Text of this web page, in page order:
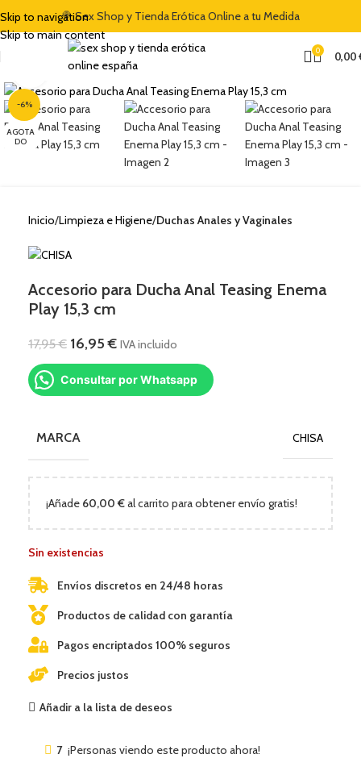
Skip to navigation
Skip to main content
🍭 Sex Shop y Tienda Erótica Online a tu Medida
0 0,00
-6%
AGOTA
DO
Clic para ampliar
Inicio Limpieza e Higiene Duchas Anales y Vaginales
Accesorio para Ducha Anal Teasing Enema
Play 15,3 cm
17,95€ 16,95€ IVA incluido
Consultar por Whatsapp
MARCA CHISA
¡Añade 60,00 €al carrito para obtener envío gratis!
Sin existencias
Envíos discretos en 24/48 horas
Productos de calidad con garantía
Pagos encriptados 100% seguros
Precios justos
Añadir a la lista de deseos
7 ¡Personas viendo este producto ahora!
DE DESCUENTO DE BIENVENIDA DEL 5% CON EL CÓDIGO